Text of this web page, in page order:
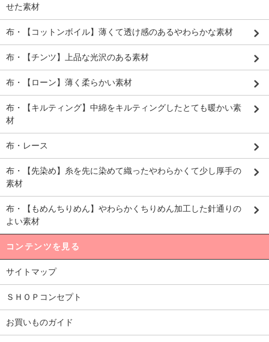
せた素材
布・【コットンボイル】薄くて透け感のあるやわらかな素材
布・【チンツ】上品な光沢のある素材
布・【ローン】薄く柔らかい素材
布・【キルティング】中綿をキルティングしたとても暖かい素
材
布・レース
布・【先染め】糸を先に染めて織ったやわらかくて少し厚手の
素材
布・【もめんちりめん】やわらかくちりめん加工した針通りの
よい素材
コンテンツを見る
サイトマップ
ＳＨＯＰコンセプト
お買いものガイド